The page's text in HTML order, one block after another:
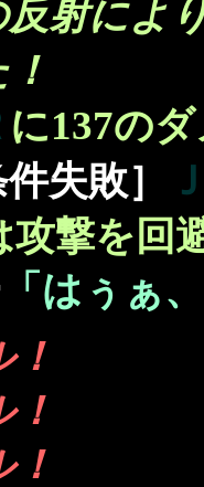
射によ
に137の
失敗］
攻撃を回
「はぅぁ